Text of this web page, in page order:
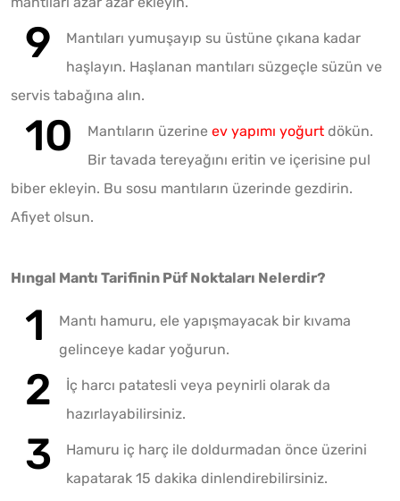
Mantıları yumuşayıp su üstüne çıkana kadar
haşlayın. Haşlanan mantıları süzgeçle süzün ve
servis tabağına alın.
Mantıların üzerine ev yapımı yoğurt dökün.
Bir tavada tereyağını eritin ve içerisine pul
biber ekleyin. Bu sosu mantıların üzerinde gezdirin.
Afiyet olsun.
Hıngal Mantı Tarifinin Püf Noktaları Nelerdir?
Mantı hamuru, ele yapışmayacak bir kıvama
gelinceye kadar yoğurun.
İç harcı patatesli veya peynirli olarak da
hazırlayabilirsiniz.
Hamuru iç harç ile doldurmadan önce üzerini
kapatarak 15 dakika dinlendirebilirsiniz.